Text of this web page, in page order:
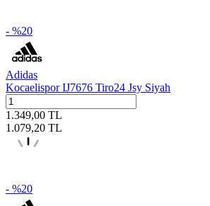
- %20
Adidas
Kocaelispor IJ7676 Tiro24 Jsy Siyah
1.349,00 TL
1.079,20 TL
- %20